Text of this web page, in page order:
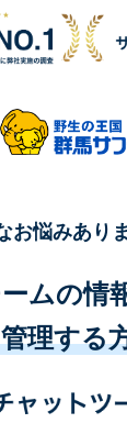
お悩みあり
ムの情
理する